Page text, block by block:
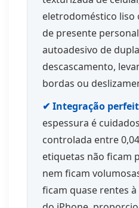
eletrodoméstico liso
de presente
autoadesivo de
descascamento,
bordas ou
✔ Integração
espessura é
controlada entre
etiquetas não ficam
nem ficam
ficam quase rentes